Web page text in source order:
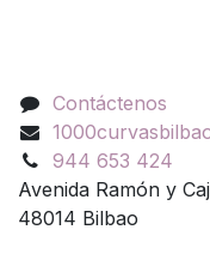
Contáctenos
944 653 424
Avenida Ramón y
48014 Bilbao